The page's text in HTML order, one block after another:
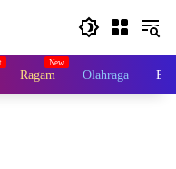
Ragam Olahraga